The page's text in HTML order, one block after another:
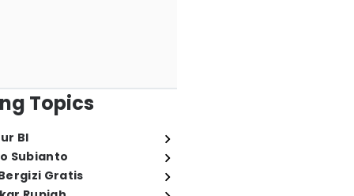
Topics
BI
Subianto
Gratis